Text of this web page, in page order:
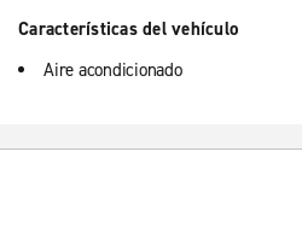
Características del vehículo
Aire acondicionado